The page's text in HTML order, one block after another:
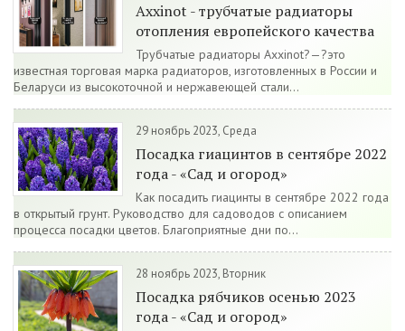
Axxinot - трубчатые радиаторы
отопления европейского качества
Трубчатые радиаторы Axxinot?—?это
известная торговая марка радиаторов, изготовленных в России и
Беларуси из высокоточной и нержавеющей стали...
29 ноябрь 2023, Среда
Посадка гиацинтов в сентябре 2022
года - «Сад и огород»
Как посадить гиацинты в сентябре 2022 года
в открытый грунт. Руководство для садоводов с описанием
процесса посадки цветов. Благоприятные дни по...
28 ноябрь 2023, Вторник
Посадка рябчиков осенью 2023
года - «Сад и огород»